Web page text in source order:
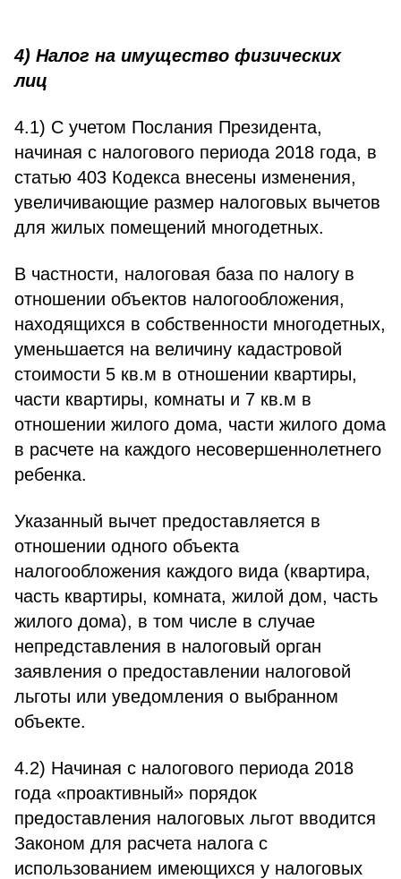
4) Налог на имущество физических
лиц
4.1) С учетом Послания Президента,
начиная с налогового периода 2018 года, в
статью 403 Кодекса внесены изменения,
увеличивающие размер налоговых вычетов
для жилых помещений многодетных.
В частности, налоговая база по налогу в
отношении объектов налогообложения,
находящихся в собственности многодетных,
уменьшается на величину кадастровой
стоимости 5 кв.м в отношении квартиры,
части квартиры, комнаты и 7 кв.м в
отношении жилого дома, части жилого дома
в расчете на каждого несовершеннолетнего
ребенка.
Указанный вычет предоставляется в
отношении одного объекта
налогообложения каждого вида (квартира,
часть квартиры, комната, жилой дом, часть
жилого дома), в том числе в случае
непредставления в налоговый орган
заявления о предоставлении налоговой
льготы или уведомления о выбранном
объекте.
4.2) Начиная с налогового периода 2018
года «проактивный» порядок
предоставления налоговых льгот вводится
Законом для расчета налога с
использованием имеющихся у налоговых